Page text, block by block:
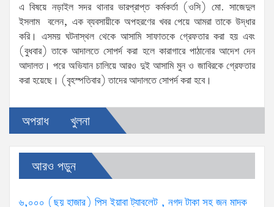
এ বিষয়ে নড়াইল সদর থানার ভারপ্রাপ্ত কর্মকর্তা (ওসি) মো. সাজেদুল
ইসলাম বলেন, এক ব্যবসায়ীকে অপহরণের খবর পেয়ে আমরা তাকে উদ্ধার
করি। এসময় ঘটনাস্থল থেকে আসামি সাফাতকে গ্রেফতার করা হয় এবং
(বুধবার) তাকে আদালতে সোপর্দ করা হলে কারাগারে পাঠানোর আদেশ দেন
আদালত। পরে অভিযান চালিয়ে আরও দুই আসামি মুন ও জাবিরকে গ্রেফতার
করা হয়েছে। (বৃহস্পতিবার) তাদের আদালতে সোপর্দ করা হবে।
অপরাধ খুলনা
আরও পড়ুন
৬,০০০ (ছয় হাজার) পিস ইয়াবা ট্যাবলেট , নগদ টাকা সহ জন মাদক